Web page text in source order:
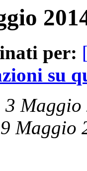
per:
su
3
Maggio